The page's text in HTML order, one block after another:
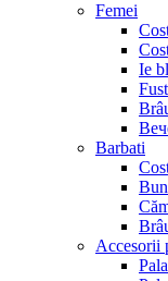
Femei
Ie
Barbati
Accesorii